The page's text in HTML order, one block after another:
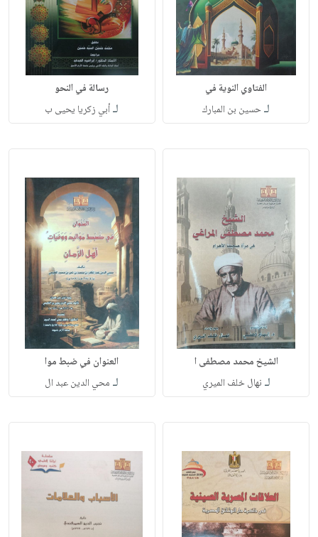
الفتاوي النوية في
لـحسين بن المبارك
رسالة في النحو
لـأبي زكريا يحيى ب
الشيخ محمد مصطفى ا
لـ نهال خلف الميري
العنوان في ضبط موا
لـ محي الدين عبد ال